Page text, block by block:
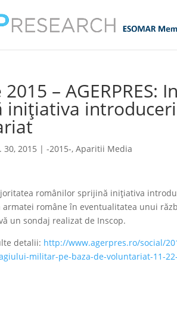
–
inițiativa
30, 2015 |-2015-,Aparitii Media
românilor sprijină inițiativa
armatei române în eventualitatea unui
un sondaj realizat de Inscop.
detalii: http://www.agerpres.ro/social/
militar-pe-baza-de-voluntariat-11-